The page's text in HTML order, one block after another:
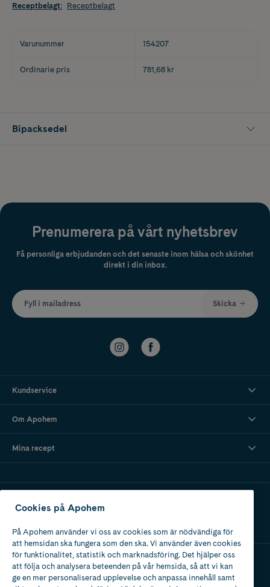
Receptbelagt: Receptbelagt
Varunummer 154207
Ordinarie pris 781,68 kr
Bipacksedel
Prenumerera på vårt nyhetsbrev
Få personliga erbjudanden och det senaste inom hälsa och skönhet
direkt i din inbox.
Fyll i mailadress Skicka
Kundservice
Om Apohem
Mina recept
Apotek med tillstånd
av Läkemedelsverket
Cookies på Apohem
På Apohem använder vi oss av cookies som är nödvändiga för
att hemsidan ska fungera som den ska. Vi använder även cookies
för funktionalitet, statistik och marknadsföring. Det hjälper oss
att följa och analysera beteenden på vår hemsida, så att vi kan
ge en mer personaliserad upplevelse och anpassa innehåll samt